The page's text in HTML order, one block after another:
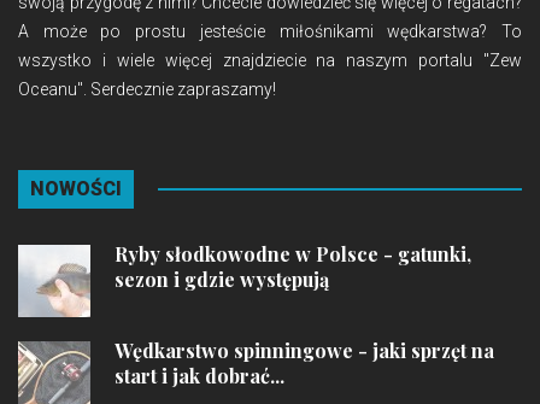
A może po prostu jesteście miłośnikami wędkarstwa? To
wszystko i wiele więcej znajdziecie na naszym portalu "Zew
Oceanu". Serdecznie zapraszamy!
NOWOŚCI
Ryby słodkowodne w Polsce - gatunki,
sezon i gdzie występują
Wędkarstwo spinningowe - jaki sprzęt na
start i jak dobrać...